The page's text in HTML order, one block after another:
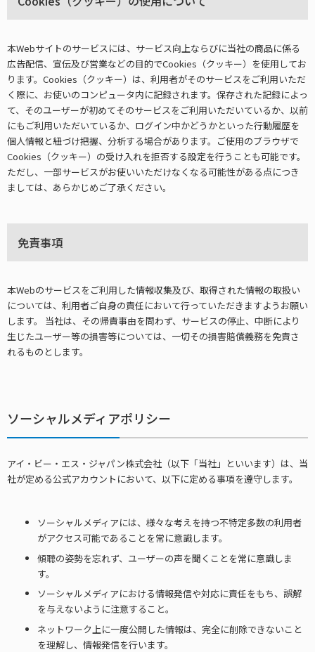
本Webサイトのサービスには、サービス向上ならびに当社の商品に係る
広告配信、宣伝及び営業などの目的でCookies（クッキー）を使用してお
ります。Cookies（クッキー）は、利用者がそのサービスをご利用いただ
く際に、お使いのコンピュータ内に記録されます。保存された記録によっ
て、そのユーザーが初めてそのサービスをご利用いただいているか、以前
にもご利用いただいているか、ログイン中かどうかといった行動履歴を
個人情報と紐づけ把握、分析する場合があります。ご使用のブラウザで
Cookies（クッキー）の受け入れを拒否する設定を行うことも可能です。
ただし、一部サービスがお使いいただけなくなる可能性がある点につき
ましては、あらかじめご了承ください。
免責事項
本Webのサービスをご利用した情報収集及び、取得された情報の取扱い
については、利用者ご自身の責任において行っていただきますようお願い
します。 当社は、その帰責事由を問わず、サービスの停止、中断により
生じたユーザー等の損害等については、一切その損害賠償義務を免責さ
れるものとします。
ソーシャルメディアポリシー
アイ・ビー・エス・ジャパン株式会社（以下「当社」といいます）は、当
社が定める公式アカウントにおいて、以下に定める事項を遵守します。
ソーシャルメディアには、様々な考えを持つ不特定多数の利⽤者
がアクセス可能であることを常に意識します。
傾聴の姿勢を忘れず、ユーザーの声を聞くことを常に意識しま
す。
ソーシャルメディアにおける情報発信や対応に責任をもち、誤解
を与えないように注意すること。
ネットワーク上に⼀度公開した情報は、完全に削除できないこと
を理解し、情報発信を⾏います。